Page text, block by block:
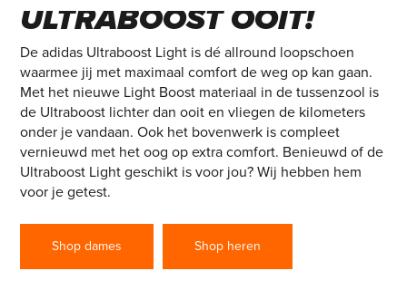
ULTRABOOST OOIT!
De adidas Ultraboost Light is dé allround loopschoen
waarmee jij met maximaal comfort de weg op kan gaan.
Met het nieuwe Light Boost materiaal in de tussenzool is
de Ultraboost lichter dan ooit en vliegen de kilometers
onder je vandaan. Ook het bovenwerk is compleet
vernieuwd met het oog op extra comfort. Benieuwd of de
Ultraboost Light geschikt is voor jou? Wij hebben hem
voor je getest.
Shop dames Shop heren